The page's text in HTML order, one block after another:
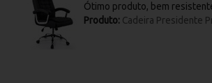
Ótimo produto, bem
Produto: Cadeira Presidente